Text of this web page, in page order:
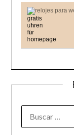
relojes para